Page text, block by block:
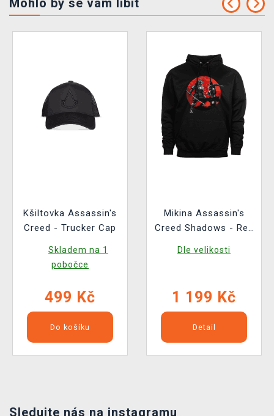
Mohlo by se vám líbit
Kšiltovka Assassin's
Creed - Trucker Cap
Skladem na 1
pobočce
499 Kč
Do košíku
Mikina Assassin's
Creed Shadows - Red
Dle velikosti
1 199 Kč
Detail
Sledujte nás na instagramu